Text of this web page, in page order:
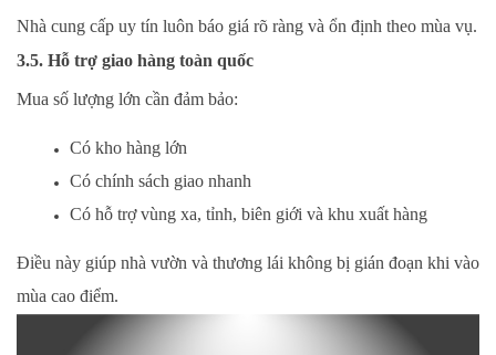
Nhà cung cấp uy tín luôn báo giá rõ ràng và ổn định theo mùa vụ.
3.5. Hỗ trợ giao hàng toàn quốc
Mua số lượng lớn cần đảm bảo:
Có kho hàng lớn
Có chính sách giao nhanh
Có hỗ trợ vùng xa, tỉnh, biên giới và khu xuất hàng
Điều này giúp nhà vườn và thương lái không bị gián đoạn khi vào
mùa cao điểm.